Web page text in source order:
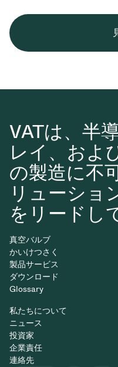
VATは、半
レイ、およ
の製造に不
リューショ
をリードし
真空バルブ
かいけつさく
製品サービス
ダウンロード
Glossary
私たちについて
ニュース
投資家
企業責任
連絡先